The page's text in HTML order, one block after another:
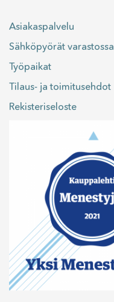
Asiakaspalvelu
Sähköpyörät varastossa
Työpaikat
Tilaus- ja toimitusehdot
Rekisteriseloste